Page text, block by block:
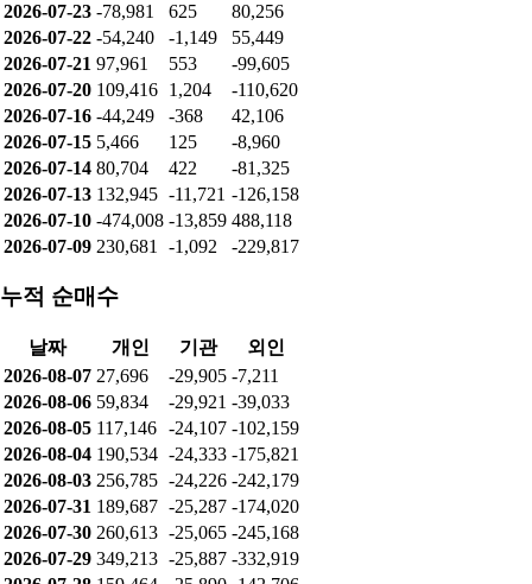
2026-07-23 -78,981 625
80,256
2026-07-22 -54,240 -1,149
55,449
2026-07-21 97,961 553
-99,605
2026-07-20 109,416 1,204
-110,620
2026-07-16 -44,249 -368
42,106
2026-07-15 5,466 125
-8,960
2026-07-14 80,704 422
-81,325
2026-07-13 132,945 -11,721 -126,158
2026-07-10 -474,008 -13,859 488,118
2026-07-09 230,681 -1,092 -229,817
누적 순매수
날짜 개인 기관
외인
2026-08-07 27,696 -29,905 -7,211
2026-08-06 59,834 -29,921 -39,033
2026-08-05 117,146 -24,107 -102,159
2026-08-04 190,534 -24,333 -175,821
2026-08-03 256,785 -24,226 -242,179
2026-07-31 189,687 -25,287 -174,020
2026-07-30 260,613 -25,065 -245,168
2026-07-29 349,213 -25,887 -332,919